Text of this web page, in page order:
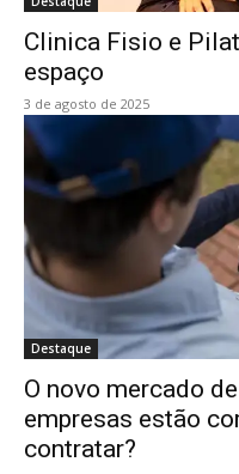
Clinica Fisio e
espaço
3 de agosto de 2025
Destaque
O novo mercado
empresas estão
contratar?